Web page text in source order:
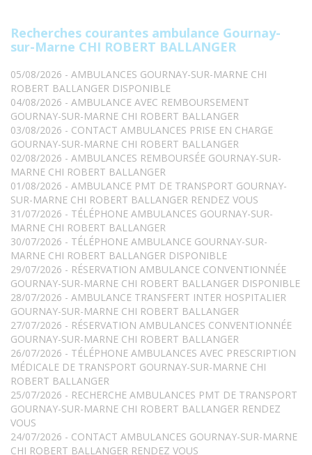
Recherches courantes ambulance Gournay-
sur-Marne CHI ROBERT BALLANGER
05/08/2026 - AMBULANCES GOURNAY-SUR-MARNE CHI
ROBERT BALLANGER DISPONIBLE
04/08/2026 - AMBULANCE AVEC REMBOURSEMENT
GOURNAY-SUR-MARNE CHI ROBERT BALLANGER
03/08/2026 - CONTACT AMBULANCES PRISE EN CHARGE
GOURNAY-SUR-MARNE CHI ROBERT BALLANGER
02/08/2026 - AMBULANCES REMBOURSÉE GOURNAY-SUR-
MARNE CHI ROBERT BALLANGER
01/08/2026 - AMBULANCE PMT DE TRANSPORT GOURNAY-
SUR-MARNE CHI ROBERT BALLANGER RENDEZ VOUS
31/07/2026 - TÉLÉPHONE AMBULANCES GOURNAY-SUR-
MARNE CHI ROBERT BALLANGER
30/07/2026 - TÉLÉPHONE AMBULANCE GOURNAY-SUR-
MARNE CHI ROBERT BALLANGER DISPONIBLE
29/07/2026 - RÉSERVATION AMBULANCE CONVENTIONNÉE
GOURNAY-SUR-MARNE CHI ROBERT BALLANGER DISPONIBLE
28/07/2026 - AMBULANCE TRANSFERT INTER HOSPITALIER
GOURNAY-SUR-MARNE CHI ROBERT BALLANGER
27/07/2026 - RÉSERVATION AMBULANCES CONVENTIONNÉE
GOURNAY-SUR-MARNE CHI ROBERT BALLANGER
26/07/2026 - TÉLÉPHONE AMBULANCES AVEC PRESCRIPTION
MÉDICALE DE TRANSPORT GOURNAY-SUR-MARNE CHI
ROBERT BALLANGER
25/07/2026 - RECHERCHE AMBULANCES PMT DE TRANSPORT
GOURNAY-SUR-MARNE CHI ROBERT BALLANGER RENDEZ
VOUS
24/07/2026 - CONTACT AMBULANCES GOURNAY-SUR-MARNE
CHI ROBERT BALLANGER RENDEZ VOUS